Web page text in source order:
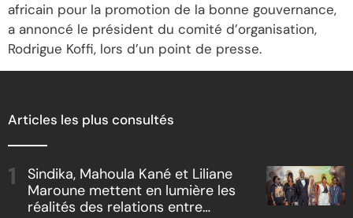
africain pour la promotion de la bonne gouvernance,
a annoncé le président du comité d’organisation,
Rodrigue Koffi, lors d’un point de presse.
Articles les plus consultés
Sindika, Mahoula Kané et Liliane
Maroune mettent en lumière les
réalités des relations entre